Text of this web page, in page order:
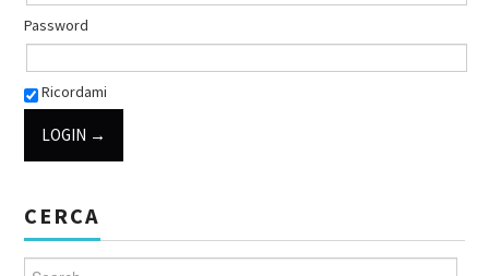
Password
Ricordami
CERCA
Search for: